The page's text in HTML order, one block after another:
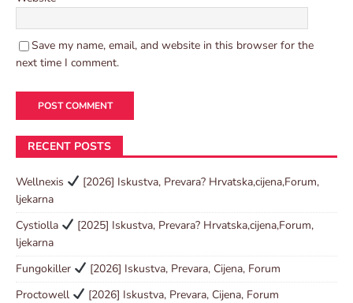
Save my name, email, and website in this browser for the
next time I comment.
RECENT POSTS
Wellnexis
[2026] Iskustva, Prevara? Hrvatska,cijena,Forum,
ljekarna
Cystiolla
[2025] Iskustva, Prevara? Hrvatska,cijena,Forum,
ljekarna
Fungokiller
[2026] Iskustva, Prevara, Cijena, Forum
Proctowell
[2026] Iskustva, Prevara, Cijena, Forum